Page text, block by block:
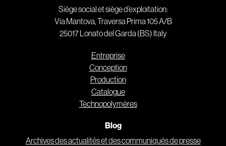
Siège social et siège d’exploitation:
Via Mantova, Traversa Prima 105 A/B
25017 Lonato del Garda (BS) Italy
Entreprise
Conception
Production
Catalogue
Technopolymères
Blog
Archives des actualités et des communiqués de presse